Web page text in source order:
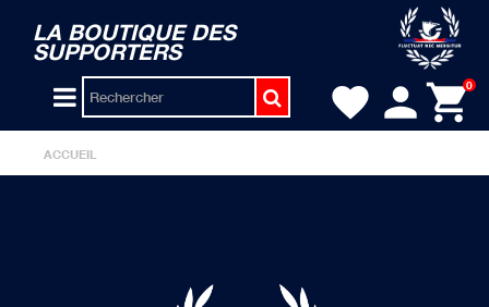
LA BOUTIQUE DES
SUPPORTERS
shopping_cart
0
person
favorite
ACCUEIL